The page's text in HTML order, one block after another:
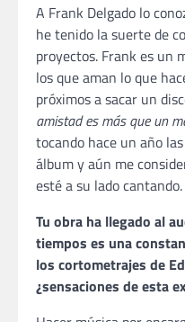
A Frank Delgado lo
he tenido la suerte de
proyectos. Frank es un
los que aman lo que
próximos a sacar un
amistad es más que un
tocando hace un año
álbum y aún me
esté a su lado cantando.
Tu obra ha llegado al
tiempos es una
los cortometrajes de
¿sensaciones de esta